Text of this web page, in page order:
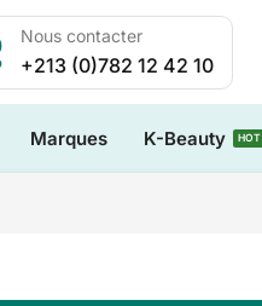
Nous contacter
+213 (0)782 12 42 10
Marques K-Beauty HOT